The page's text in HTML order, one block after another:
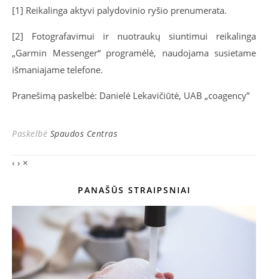
[1] Reikalinga aktyvi palydovinio ryšio prenumerata.
[2] Fotografavimui ir nuotraukų siuntimui reikalinga
„Garmin Messenger“ programėlė, naudojama susietame
išmaniajame telefone.
Pranešimą paskelbė: Danielė Lekavičiūtė, UAB „coagency”
Paskelbė Spaudos Centras
‹ › ×
PANAŠŪS STRAIPSNIAI